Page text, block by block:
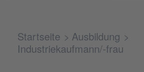
Startseite
Ausbildung
Industriekaufmann/-frau